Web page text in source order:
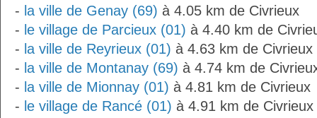
- la ville de Genay (69) à 4.05 km de Civrieux
- le village de Parcieux (01) à 4.40 km de
- la ville de Reyrieux (01) à 4.63 km de Civrieux
- la ville de Montanay (69) à 4.74 km de
- la ville de Mionnay (01) à 4.81 km de Civrieux
- le village de Rancé (01) à 4.91 km de Civrieux